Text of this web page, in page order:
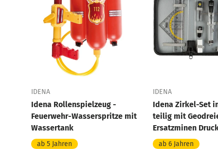
IDENA
Idena Rollenspielzeug -
Feuerwehr-Wasserspritze mit
Wassertank
ab 5 Jahren
IDENA
Idena Zirkel-Set
teilig mit
Ersatzminen
Stundenplan
ab 6 Jahren